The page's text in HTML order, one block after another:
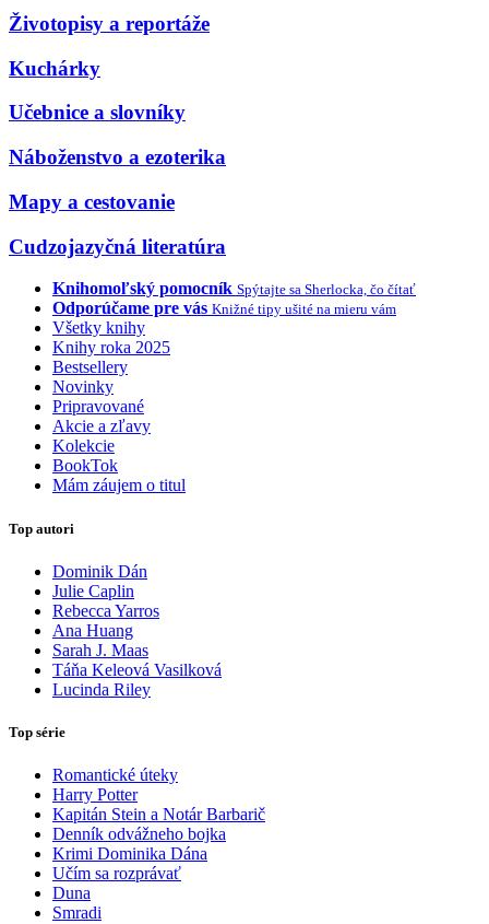
Životopisy a reportáže
Kuchárky
Učebnice a slovníky
Náboženstvo a ezoterika
Mapy a cestovanie
Cudzojazyčná literatúra
Knihomoľský pomocník Spýtajte sa Sherlocka, čo čítať
Odporúčame pre vás Knižné tipy ušité na mieru vám
Všetky knihy
Knihy roka 2025
Bestsellery
Novinky
Pripravované
Akcie a zľavy
Kolekcie
BookTok
Mám záujem o titul
Top autori
Dominik Dán
Julie Caplin
Rebecca Yarros
Ana Huang
Sarah J. Maas
Táňa Keleová Vasilková
Lucinda Riley
Top série
Romantické úteky
Harry Potter
Kapitán Stein a Notár Barbarič
Denník odvážneho bojka
Krimi Dominika Dána
Učím sa rozprávať
Duna
Smradi